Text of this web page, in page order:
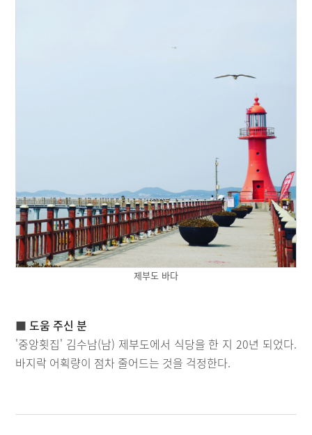
제부도 바다
■도움 주신 분
'중앙횟집' 김수남(남) 제부도에서 식당을 한 지 20년 되었다.
바지락 어획량이 점차 줄어드는 것을 걱정한다.